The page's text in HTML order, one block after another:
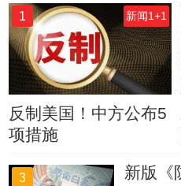
1 新闻1+1
反制美国！中方公布5
项措施
3 新版《